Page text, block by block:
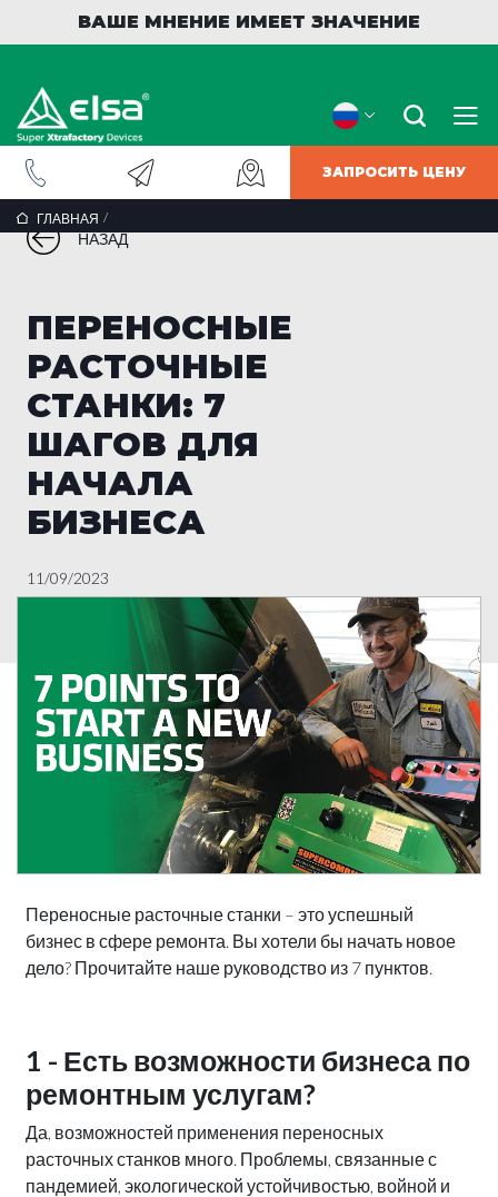
ВАШЕ МНЕНИЕ ИМЕЕТ ЗНАЧЕНИЕ
ЗАПРОСИТЬ ЦЕНУ
ГЛАВНАЯ /
НАЗАД
ПЕРЕНОСНЫЕ
РАСТОЧНЫЕ
СТАНКИ: 7
ШАГОВ ДЛЯ
НАЧАЛА
БИЗНЕСА
11/09/2023
Переносные расточные станки – это успешный
бизнес в сфере ремонта. Вы хотели бы начать новое
дело? Прочитайте наше руководство из 7 пунктов.
1 - Есть возможности бизнеса по
ремонтным услугам?
Да, возможностей применения переносных
расточных станков много. Проблемы, связанные с
пандемией, экологической устойчивостью, войной и